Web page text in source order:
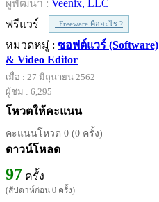
ผู้พัฒนา : Veenix, LLC
ฟรีแวร์
Freeware คืออะไร ?
หมวดหมู่ : ซอฟต์แวร์ (Software)
& Video Editor
เมื่อ : 27 มิถุนายน 2562
ผู้ชม : 6,295
โหวตให้คะแนน
คะแนนโหวต 0 (0 ครั้ง)
ดาวน์โหลด
97 ครั้ง
(สัปดาห์ก่อน 0 ครั้ง)